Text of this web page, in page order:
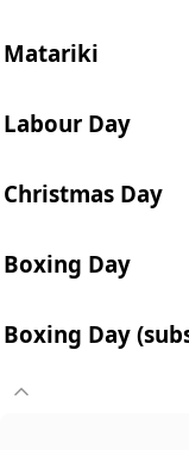
Matariki
Labour Day
Christmas Day
Boxing Day
Boxing Day